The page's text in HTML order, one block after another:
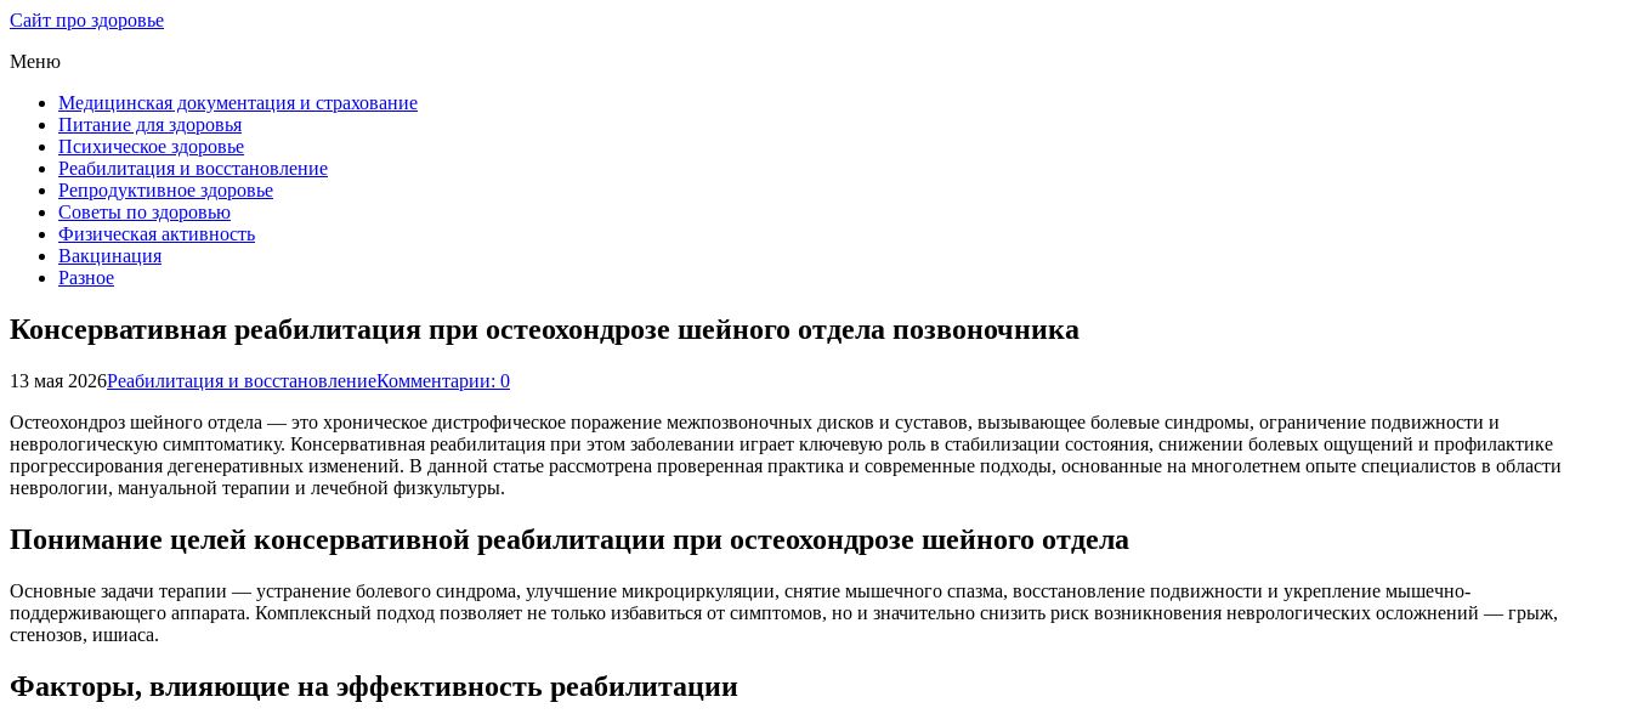
Сайт про здоровье
Меню
Медицинская документация и страхование
Питание для здоровья
Психическое здоровье
Реабилитация и восстановление
Репродуктивное здоровье
Советы по здоровью
Физическая активность
Вакцинация
Разное
Консервативная реабилитация при остеохондрозе шейного отдела позвоночника
13 мая 2026Реабилитация и восстановлениеКомментарии: 0
Остеохондроз шейного отдела — это хроническое дистрофическое поражение межпозвоночных дисков и суставов, вызывающее болевые синдромы, ограничение подвижности и
неврологическую симптоматику. Консервативная реабилитация при этом заболевании играет ключевую роль в стабилизации состояния, снижении болевых ощущений и профилактике
прогрессирования дегенеративных изменений. В данной статье рассмотрена проверенная практика и современные подходы, основанные на многолетнем опыте специалистов в области
неврологии, мануальной терапии и лечебной физкультуры.
Понимание целей консервативной реабилитации при остеохондрозе шейного отдела
Основные задачи терапии — устранение болевого синдрома, улучшение микроциркуляции, снятие мышечного спазма, восстановление подвижности и укрепление мышечно-
поддерживающего аппарата. Комплексный подход позволяет не только избавиться от симптомов, но и значительно снизить риск возникновения неврологических осложнений — грыж,
стенозов, ишиаса.
Факторы, влияющие на эффективность реабилитации